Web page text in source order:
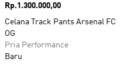
Harga
Rp.1.300.000,00
Celana Track Pants Arsenal FC
OG
Pria Performance
Baru